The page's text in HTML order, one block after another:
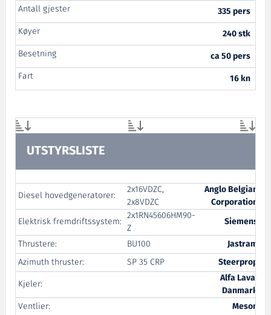
Antall gjester
335 pers
Køyer
240 stk
Besetning
ca 50 pers
Fart
16 kn
UTSTYRSLISTE
Diesel hovedgeneratorer:
2x16VDZC,
2x8VDZC
Anglo Belgian
Corporation
Elektrisk fremdriftssystem: 2x1RN45606HM90-
Z
Siemens
Thrustere:
BU100
Jastram
Azimuth thruster:
SP 35 CRP
Steerprop
Kjeler:
Alfa Laval
Danmark
Ventlier:
Meson